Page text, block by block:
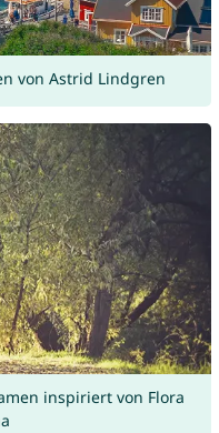
von Astrid Lindgren
inspiriert von Flora